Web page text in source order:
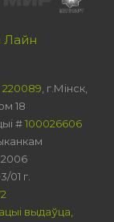
Лайн
220089 , г.Мінск,
18
#100026606
01 г.
выдаўца,